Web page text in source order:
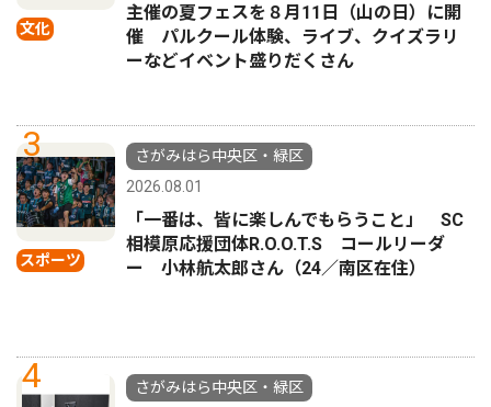
文化
主催の夏フェスを８月11日（山の日）に開
催 パルクール体験、ライブ、クイズラリ
ーなどイベント盛りだくさん
3
スポーツ
さがみはら中央区・緑区
2026.08.01
「一番は、皆に楽しんでもらうこと」 SC
相模原応援団体R.O.O.T.S コールリーダ
ー 小林航太郎さん（24／南区在住）
4 さがみはら中央区・緑区